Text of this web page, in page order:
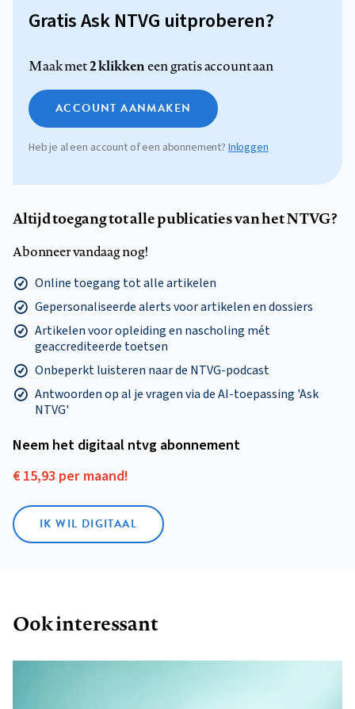
Gratis Ask NTVG uitproberen?
Maak met2 klikkeneen gratis account aan
ACCOUNT AANMAKEN
Heb je al een account of een abonnement? Inloggen
Altijd toegang tot alle publicaties van het NTVG?
Abonneer vandaag nog!
Online toegang tot alle artikelen
Gepersonaliseerde alerts voor artikelen en dossiers
Artikelen voor opleiding en nascholing mét
geaccrediteerde toetsen
Onbeperkt luisteren naar de NTVG-podcast
Antwoorden op al je vragen via de AI-toepassing 'Ask
NTVG'
Neem het digitaal ntvg abonnement
€ 15,93 per maand!
IK WIL DIGITAAL
Ook interessant